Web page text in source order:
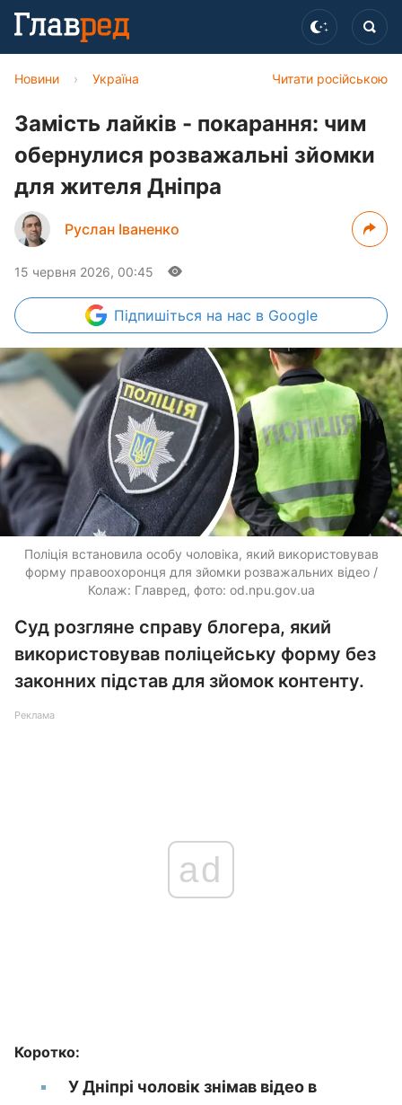
Читати російською
Новини › Україна
Замість лайків - покарання: чим
обернулися розважальні зйомки
для жителя Дніпра
Руслан Іваненко
15 червня 2026, 00:45
Підпишіться на нас в Google
Поліція встановила особу чоловіка, який використовував
форму правоохоронця для зйомки розважальних відео /
Колаж: Главред, фото: od.npu.gov.ua
Суд розгляне справу блогера, який
використовував поліцейську форму без
законних підстав для зйомок контенту.
Реклама
ad
Коротко:
У Дніпрі чоловік знімав відео в